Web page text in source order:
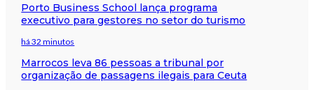
Porto Business School lança programa
executivo para gestores no setor do turismo
há 32 minutos
Marrocos leva 86 pessoas a tribunal por
organização de passagens ilegais para Ceuta